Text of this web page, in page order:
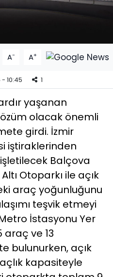
A- A+
10:45 1
yaşanan
olacak önemli
girdi. İzmir
iştiraklerinden
Balçova
Otoparkı ile açık
araç yoğunluğunu
teşvik etmeyi
İstasyonu Yer
araç ve 13
bulunurken, açık
kapasiteyle